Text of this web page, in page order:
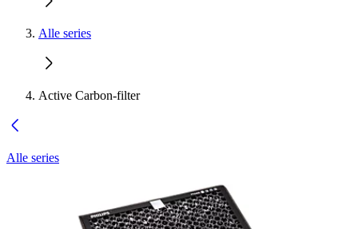
Alle series
Active Carbon-filter
Alle series